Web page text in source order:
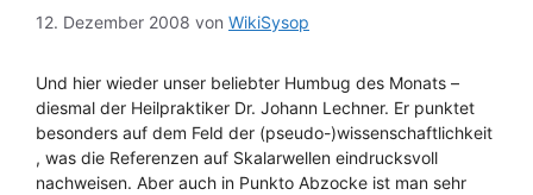
12. Dezember 2008 von WikiSysop
Und hier wieder unser beliebter Humbug des Monats –
diesmal der Heilpraktiker Dr. Johann Lechner. Er punktet
besonders auf dem Feld der (pseudo-)wissenschaftlichkeit
, was die Referenzen auf Skalarwellen eindrucksvoll
nachweisen. Aber auch in Punkto Abzocke ist man sehr